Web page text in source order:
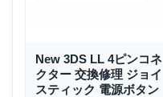
New 3DS LL 4ピンコネ
クター 交換修理 ジョイ
スティック 電源ボタン